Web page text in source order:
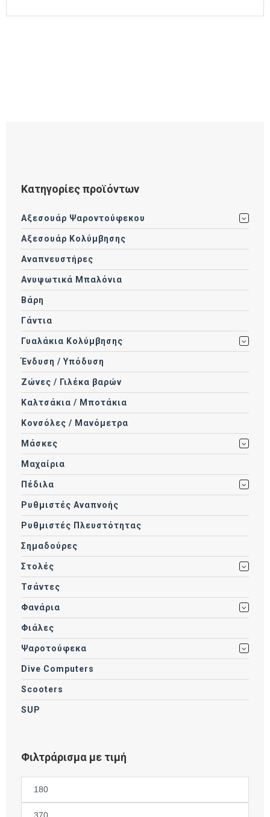
Κατηγορίες προϊόντων
Αξεσουάρ Ψαροντούφεκου
Αξεσουάρ Κολύμβησης
Αναπνευστήρες
Ανυψωτικά Μπαλόνια
Βάρη
Γάντια
Γυαλάκια Κολύμβησης
Ένδυση / Υπόδυση
Ζώνες / Γιλέκα βαρών
Καλτσάκια / Μποτάκια
Κονσόλες / Μανόμετρα
Μάσκες
Μαχαίρια
Πέδιλα
Ρυθμιστές Αναπνοής
Ρυθμιστές Πλευστότητας
Σημαδούρες
Στολές
Τσάντες
Φανάρια
Φιάλες
Ψαροτούφεκα
Dive Computers
Scooters
SUP
Φιλτράρισμα με τιμή
Ελάχιστη
τιμή
Μέγιστη